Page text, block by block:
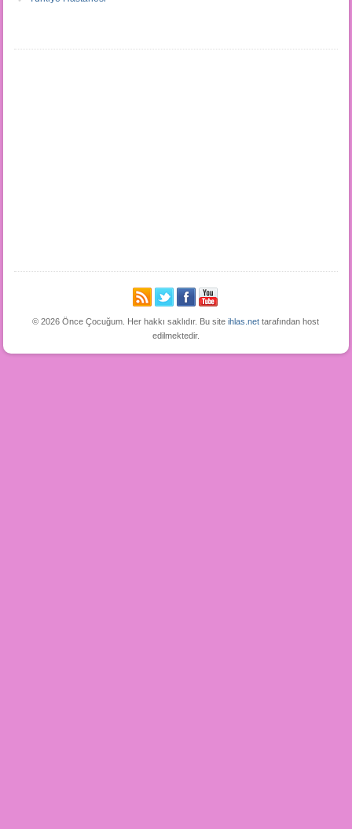
© 2026 Önce Çocuğum. Her hakkı saklıdır. Bu siteihlas.net tarafından host
edilmektedir.